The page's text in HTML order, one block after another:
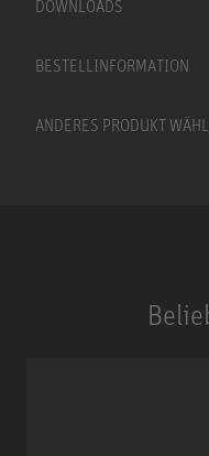
DOWNLOADS
BESTELLINFORMATION
ANDERES PRODUKT